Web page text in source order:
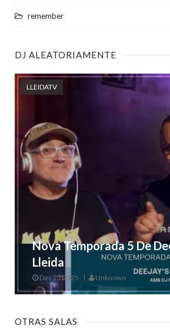
remember
DJ ALEATORIAMENTE
LLEIDATV
Nova Temporada 5 De
Lleida
Dec 23 2025 Unknown
OTRAS SALAS